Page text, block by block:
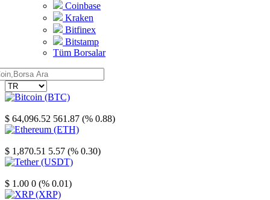
Coinbase
Kraken
Bitfinex
Bitstamp
Tüm Borsalar
$ 64,096.52 561.87 (% 0.88)
$ 1,870.51 5.57 (% 0.30)
$ 1.00 0 (% 0.01)